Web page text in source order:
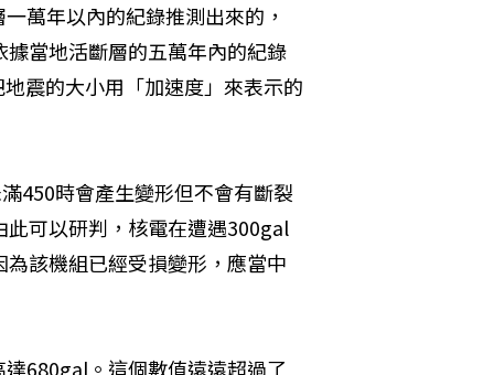
萬年以內的紀錄推測出來的，
當地活斷層的五萬年內的紀錄
震的大小用「加速度」來表示的
450時會產生變形但不會有斷裂
可以研判，核電在遭遇300gal
該機組已經受損變形，應當中
680gal。這個數值遠遠超過了